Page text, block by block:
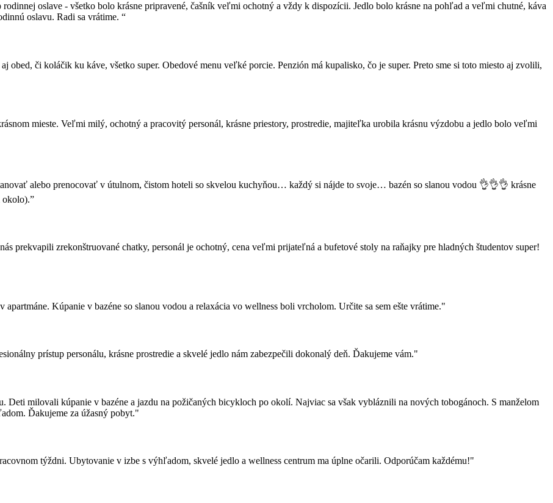
oslave - všetko bolo krásne pripravené, čašník veľmi ochotný a vždy k dispozícii. Jedlo bolo krásne na pohľad a veľmi chutné, káva
oslavu. Radi sa vrátime. “
obed, či koláčik ku káve, všetko super. Obedové menu veľké porcie. Penzión má kupalisko, čo je super. Preto sme si toto miesto aj zvolili,
mieste. Veľmi milý, ochotný a pracovitý personál, krásne priestory, prostredie, majiteľka urobila krásnu výzdobu a jedlo bolo veľmi
alebo prenocovať v útulnom, čistom hoteli so skvelou kuchyňou… každý si nájde to svoje… bazén so slanou vodou 👌👌👌 krásne
okolo).”
prekvapili zrekonštruované chatky, personál je ochotný, cena veľmi prijateľná a bufetové stoly na raňajky pre hladných študentov super!
Kúpanie v bazéne so slanou vodou a relaxácia vo wellness boli vrcholom. Určite sa sem ešte vrátime."
prístup personálu, krásne prostredie a skvelé jedlo nám zabezpečili dokonalý deň. Ďakujeme vám."
milovali kúpanie v bazéne a jazdu na požičaných bicykloch po okolí. Najviac sa však vybláznili na nových tobogánoch. S manželom
Ďakujeme za úžasný pobyt."
týždni. Ubytovanie v izbe s výhľadom, skvelé jedlo a wellness centrum ma úplne očarili. Odporúčam každému!"